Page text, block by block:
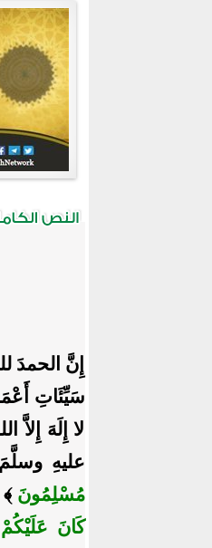
إِنَّ الحمدَ
سَيِّئَاتِ
لا إِلَهَ
عليهِ
مُسْلِمُونَ﴾
كَانَ